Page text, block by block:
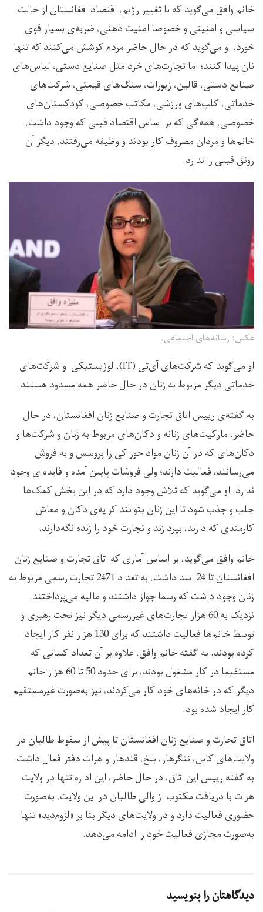
خانم وافق می‌گوید که با تغییر رژیم، اقتصاد افغانستان از حالت
سیاسی و امنیتی و خصوصا امنیت ذهنی، ضربه‌ی بسیار قوی
خورد. او می‌گوید که در حال حاضر مردم کوشش می‌کنند که تنها
نان پیدا کنند؛ اما تجارت‌های خرد مثل صنایع دستی، لباس‌های
صنایع دستی، قالین، زیورات، سنگ‌های قیمتی، شرکت‌های
خدماتی، کلپ‌های ورزشی، مکاتب خصوصی، کودکستان‌های
خصوصی، همه‌گی که بر اساس اقتصاد قبلی که وجود داشت،
خانم‌ها و مردان مصروف کار بودند و وظیفه می‌رفتند، دیگر آن
رونق قبلی را ندارد.
عکس: رسانه‌های اجتماعی.
او می‌گوید که شرکت‌های آی‌تی (IT)، لوژیستیکی و شرکت‌های
خدماتی دیگر مربوط به زنان در حال حاضر همه مسدود هستند.
به گفته‌ی رییس اتاق تجارت و صنایع زنان افغانستان، در حال
حاضر، مارکیت‌های زنانه و دکان‌های مربوط به زنان و شرکت‌ها و
دکان‌های که در آن زنان مواد خوراکی را پروسس و به فروش
می‌رسانند، فعالیت دارند؛ ولی فروشات پایین آمده و فایده‌ای وجود
ندارد. او می‌گوید که تلاش وجود دارد که در این بخش کمک‌ها
جلب و جذب شود تا این زنان بتوانند کرایه‌ی دکان و معاش
کارمندی که دارند، بپردازند و تجارت خود را زنده نگه‌دارند.
خانم وافق می‌گوید، بر اساس آماری که اتاق تجارت و صنایع زنان
افغانستان تا 24 اسد داشت، به تعداد 2471 تجارت رسمی مربوط به
زنان وجود داشت که رسما جواز داشتند و مالیه می‌پرداختند.
نزدیک به 60 هزار تجارت‌های غیررسمی دیگر نیز تحت رهبری و
توسط خانم‌ها فعالیت داشتند که برای 130 هزار نفر کار ایجاد
کرده بودند. به گفته خانم وافق، علاوه بر آن تعداد کسانی که
مستقیما در کار مشغول بودند، برای حدود 50 تا 60 هزار خانم
دیگر که در خانه‌های خود کار می‌کردند، نیز به‌صورت غیرمستقیم
کار ایجاد شده بود.
اتاق تجارت و صنایع زنان افغانستان تا پیش از سقوط طالبان در
ولایت‌های کابل، ننگرهار، بلخ، قندهار و هرات دفتر فعال داشت.
به گفته رییس این اتاق، در حال حاضر، این اداره تنها در ولایت
هرات با دریافت مکتوب از والی طالبان در این ولایت، به‌صورت
حضوری فعالیت دارد و در ولایت‌های دیگر بنا بر «لزوم‌دید» تنها
به‌صورت مجازی فعالیت خود را ادامه می‌دهد.
دیدگاهتان را بنویسید